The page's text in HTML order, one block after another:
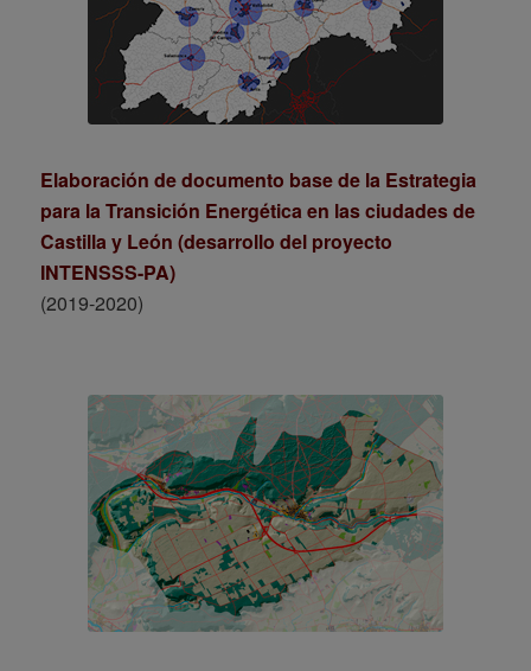
Elaboración de documento base de la Estrategia
para la Transición Energética en las ciudades de
Castilla y León (desarrollo del proyecto
INTENSSS-PA)
(2019-2020)